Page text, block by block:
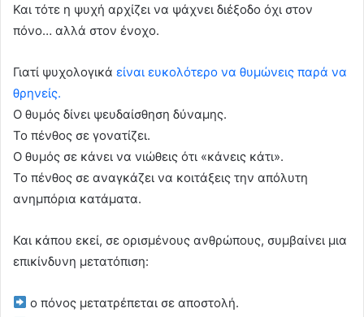
Και τότε η ψυχή αρχίζει να ψάχνει διέξοδο όχι στον
πόνο… αλλά στον ένοχο.
Γιατί ψυχολογικά είναι ευκολότερο να θυμώνεις παρά να
θρηνείς.
Ο θυμός δίνει ψευδαίσθηση δύναμης.
Το πένθος σε γονατίζει.
Ο θυμός σε κάνει να νιώθεις ότι «κάνεις κάτι».
Το πένθος σε αναγκάζει να κοιτάξεις την απόλυτη
ανημπόρια κατάματα.
Και κάπου εκεί, σε ορισμένους ανθρώπους, συμβαίνει μια
επικίνδυνη μετατόπιση:
ο πόνος μετατρέπεται σε αποστολή.